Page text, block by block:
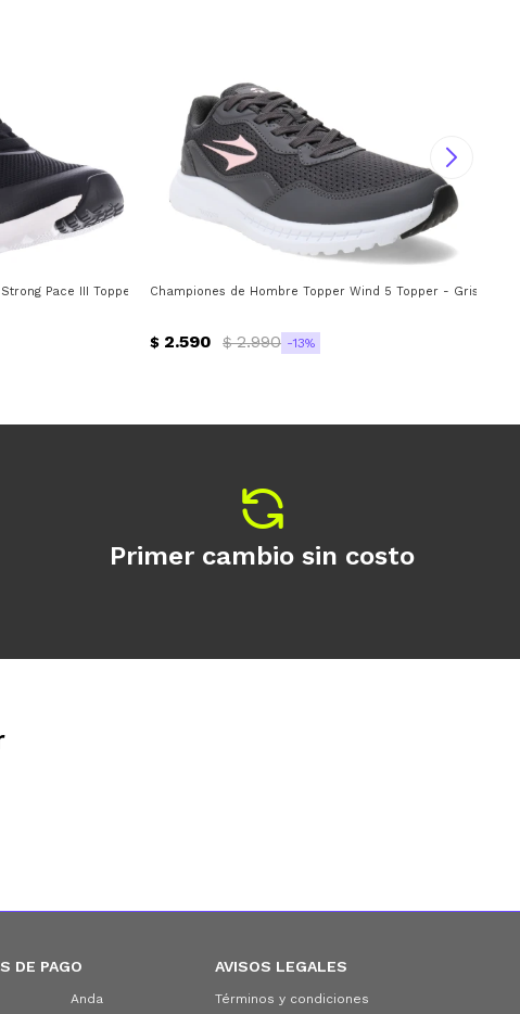
Pace III Topper - Negro - GrisChampiones de Hombre Topper Wind 5 Topper - Gris -
$ 2.590 $ 2.990 13
DE PAGO
Anda
AVISOS LEGALES
Términos y condiciones
Primer cambio sin costo